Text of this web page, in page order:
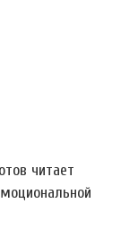
читает